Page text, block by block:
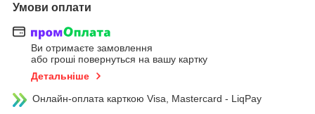
Умови оплати
Ви отримаєте замовлення
або гроші повернуться на вашу картку
Детальніше
Онлайн-оплата карткою Visa, Mastercard - LiqPay